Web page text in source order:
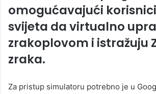
omogućavajući
svijeta da virtualno
zrakoplovom i istražuju
zraka.
Za pristup simulatoru potrebno je u